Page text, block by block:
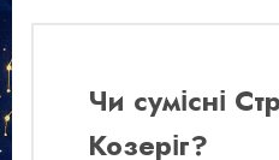
Чи сумісні
Козеріг?